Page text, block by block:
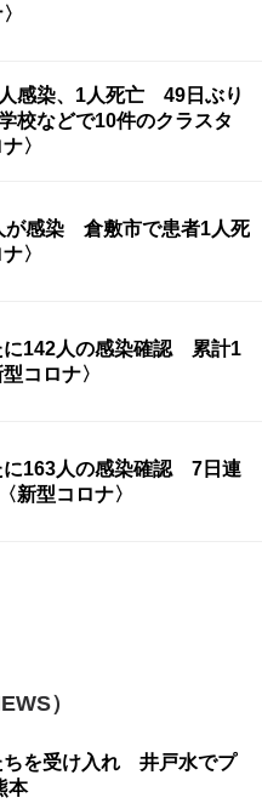
感染、1人死亡 49日ぶり
校などで10件のクラスタ
〉
が感染 倉敷市で患者1人死
〉
に142人の感染確認 累計1
コロナ〉
に163人の感染確認 7日連
新型コロナ〉
）
ちを受け入れ 井戸水でプ
本